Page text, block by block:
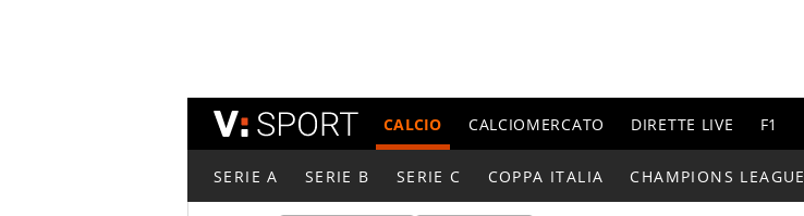
CALCIO CALCIOMERCATO DIRETTE LIVE F1
SERIE A SERIE B SERIE C COPPA ITALIA CHAMPIONS LEAGUE